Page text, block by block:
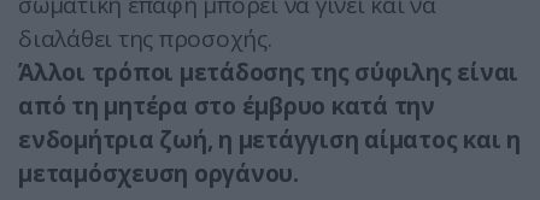
διαλάθει της προσοχής.
Άλλοι τρόποι μετάδοσης της σύφιλης είναι
από τη μητέρα στο έμβρυο κατά την
ενδομήτρια ζωή, η μετάγγιση αίματος και η
μεταμόσχευση οργάνου.